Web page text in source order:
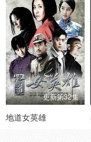
更新第32集
地道女英雄